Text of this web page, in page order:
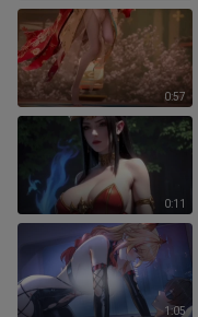
0:57
0:11
1:05